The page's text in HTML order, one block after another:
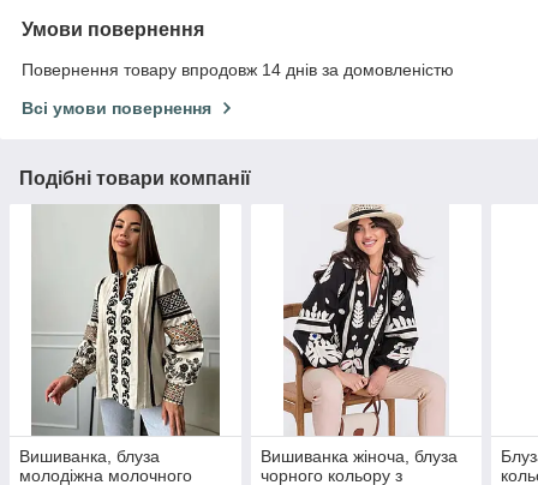
Умови повернення
Повернення товару впродовж 14 днів за домовленістю
Всі умови повернення
Подібні товари компанії
Вишиванка, блуза
молодіжна молочного
Вишиванка жіноча, блуза
чорного кольору з